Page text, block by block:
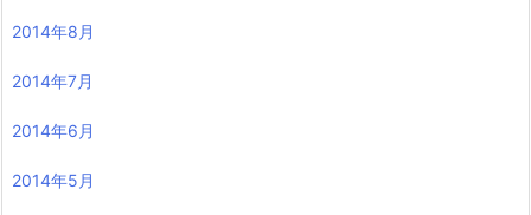
2014年8月
2014年7月
2014年6月
2014年5月